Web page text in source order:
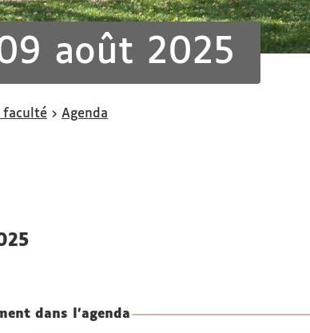
août 2025
faculté Agenda
dans l'agenda